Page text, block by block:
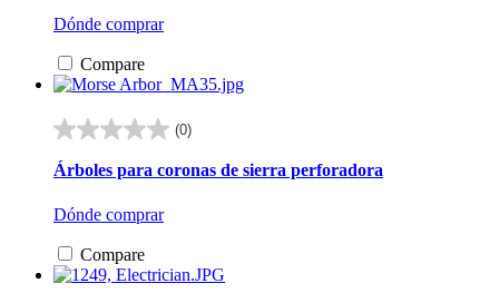
Dónde comprar
Compare
(0)
0.0
de
5
Árboles para coronas de sierra perforadora
Dónde comprar
Compare